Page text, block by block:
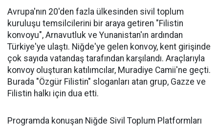
Avrupa'nın 20'den fazla ülkesinden sivil toplum
kuruluşu temsilcilerini bir araya getiren "Filistin
konvoyu", Arnavutluk ve Yunanistan'ın ardından
Türkiye'ye ulaştı. Niğde'ye gelen konvoy, kent girişinde
çok sayıda vatandaş tarafından karşılandı. Araçlarıyla
konvoy oluşturan katılımcılar, Muradiye Camii'ne geçti.
Burada "Özgür Filistin" sloganları atan grup, Gazze ve
Filistin halkı için dua etti.
Programda konuşan Niğde Sivil Toplum Platformları